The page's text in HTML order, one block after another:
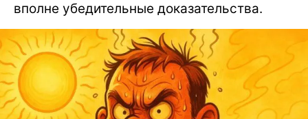
вполне убедительные доказательства.